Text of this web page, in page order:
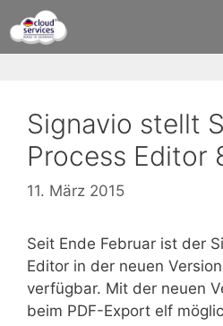
Inhalt
springen
Signavio stellt
Process Editor
11. März 2015
Seit Ende Februar ist der
Editor in der neuen
verfügbar. Mit der neuen
beim PDF-Export elf